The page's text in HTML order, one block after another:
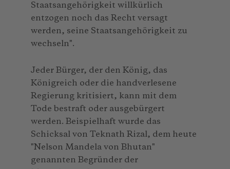
Staatsangehörigkeit willkürlich
entzogen noch das Recht versagt
werden, seine Staatsangehörigkeit zu
wechseln".
Jeder Bürger, der den König, das
Königreich oder die handverlesene
Regierung kritisiert, kann mit dem
Tode bestraft oder ausgebürgert
werden. Beispielhaft wurde das
Schicksal von Teknath Rizal, dem heute
"Nelson Mandela von Bhutan"
genannten Begründer der